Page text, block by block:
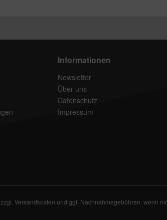
Informationen
Newsletter
Über uns
Datenschutz
Impressum
Versandkosten und ggf. Nachnahmegebühren, wenn